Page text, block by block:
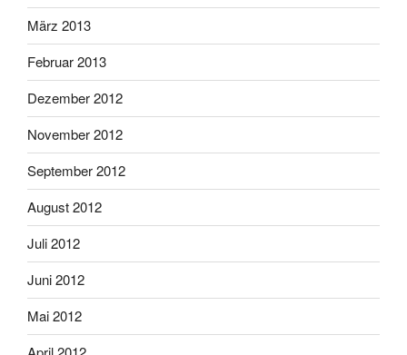
März 2013
Februar 2013
Dezember 2012
November 2012
September 2012
August 2012
Juli 2012
Juni 2012
Mai 2012